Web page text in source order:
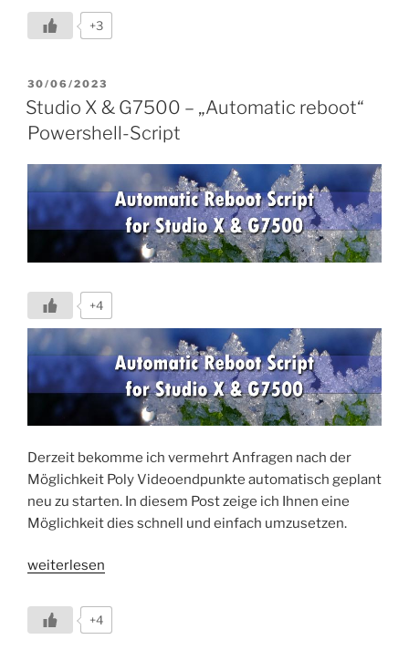
4.1
für
X
und
G7500
verfügbar“
+3
VERÖFFENTLICHT
AM
30/06/2023
Studio X & G7500 – „Automatic reboot“
Powershell-Script
+4
Derzeit bekomme ich vermehrt Anfragen nach der
Möglichkeit Poly Videoendpunkte automatisch geplant
neu zu starten. In diesem Post zeige ich Ihnen eine
Möglichkeit dies schnell und einfach umzusetzen.
„Studio
&
G7500
weiterlesen
+4